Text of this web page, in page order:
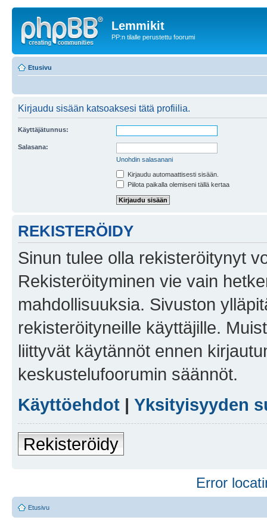
Lemmikit
PP:n tilalle perustettu foorumi
Etusivu
Kirjaudu sisään katsoaksesi tätä profiilia.
Käyttäjätunnus:
Salasana:
Unohdin salasanani
Kirjaudu automaattisesti sisään.
Piilota paikalla olemiseni tällä kertaa
REKISTERÖIDY
Sinun tulee olla rekisteröitynyt
Rekisteröityminen vie vain
mahdollisuuksia. Sivuston
rekisteröityneille käyttäjille.
liittyvät käytännöt ennen
keskustelufoorumin säännöt.
Käyttöehdot | Yksityisyyden
Rekisteröidy
Error
Etusivu